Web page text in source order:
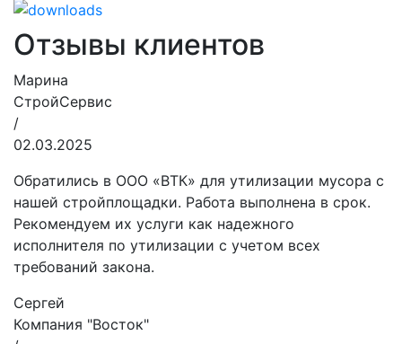
Отзывы клиентов
Марина
СтройСервис
/
02.03.2025
Обратились в ООО «ВТК» для утилизации мусора с
нашей стройплощадки. Работа выполнена в срок.
Рекомендуем их услуги как надежного
исполнителя по утилизации с учетом всех
требований закона.
Сергей
Компания "Восток"